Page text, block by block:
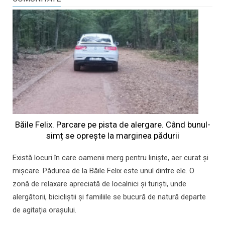
Băile Felix. Parcare pe pista de alergare. Când bunul-
simț se oprește la marginea pădurii
Există locuri în care oamenii merg pentru liniște, aer curat și
mișcare. Pădurea de la Băile Felix este unul dintre ele. O
zonă de relaxare apreciată de localnici și turiști, unde
alergătorii, bicicliștii și familiile se bucură de natură departe
de agitația orașului.